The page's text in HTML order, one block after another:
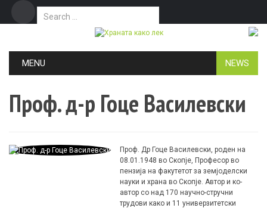
Search for:
MENU NEWS
Проф. д-р Гоце Василевски
Проф. Др Гоце Василевски, роден на
08.01.1948 во Скопје, Професор во
пензија на факутетот за земјоделски
науки и храна во Скопје. Автор и ко-
автор со над 170 научно-стручни
трудови како и 11 универзитетски